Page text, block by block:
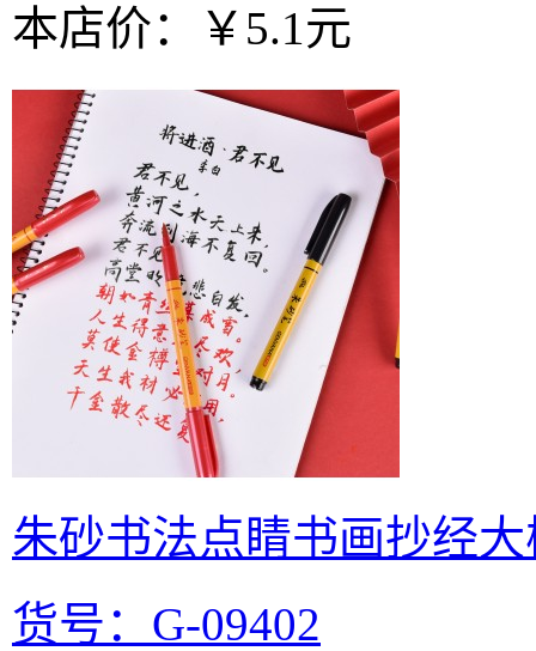
本店价：
￥5.1元
朱砂书法点睛书画抄经
货号：G-09402